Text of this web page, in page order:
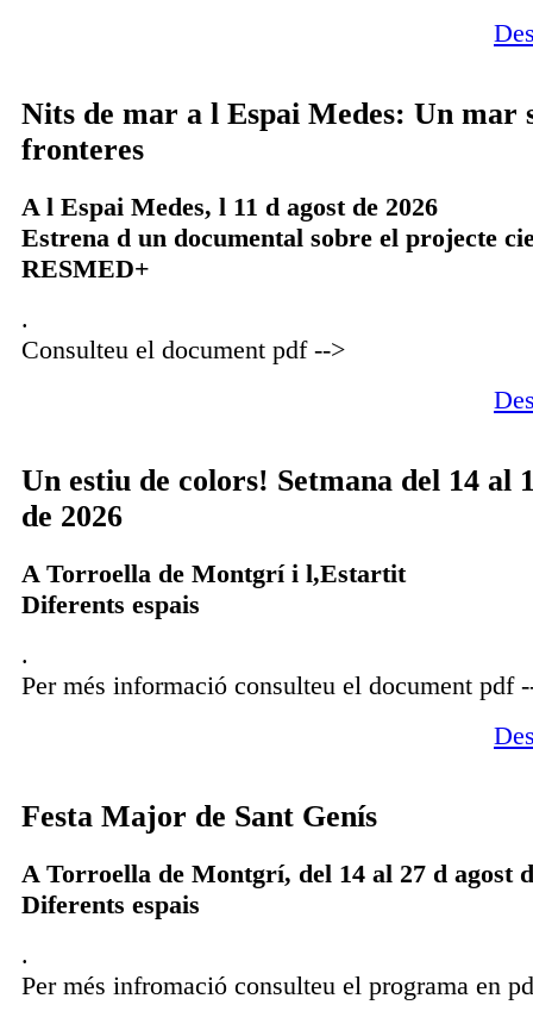
Nits de mar a l Espai Medes: Un mar
fronteres
A l Espai Medes, l 11 d agost de 2026
Estrena d un documental sobre el projecte
RESMED+
.
Consulteu el document pdf -->
Un estiu de colors! Setmana del 14 al
de 2026
A Torroella de Montgrí i l,Estartit
Diferents espais
.
Per més informació consulteu el document pdf
Festa Major de Sant Genís
A Torroella de Montgrí, del 14 al 27 d agost
Diferents espais
.
Per més infromació consulteu el programa en